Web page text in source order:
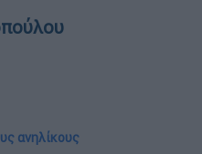
ανηλίκους